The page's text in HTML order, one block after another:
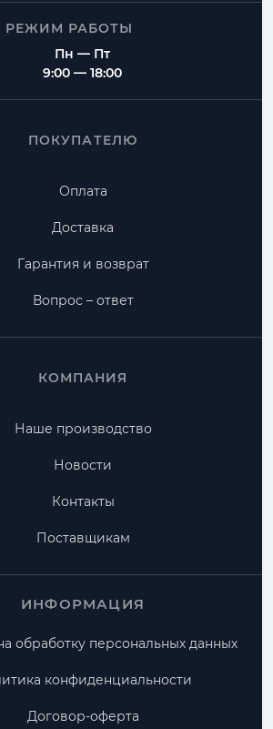
РЕЖИМ РАБОТЫ
Пн — Пт
9:00 — 18:00
ПОКУПАТЕЛЮ
Оплата
Доставка
Гарантия и возврат
Вопрос – ответ
КОМПАНИЯ
Наше производство
Новости
Контакты
Поставщикам
ИНФОРМАЦИЯ
обработку персональных данных
конфиденциальности
Договор-оферта